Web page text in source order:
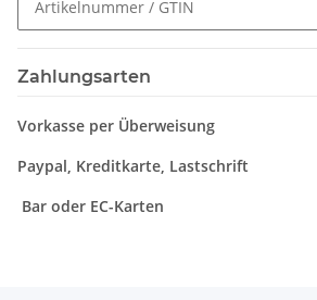
Zahlungsarten
Vorkasse per Überweisung
Paypal, Kreditkarte, Lastschrift
Bar oder EC-Karten